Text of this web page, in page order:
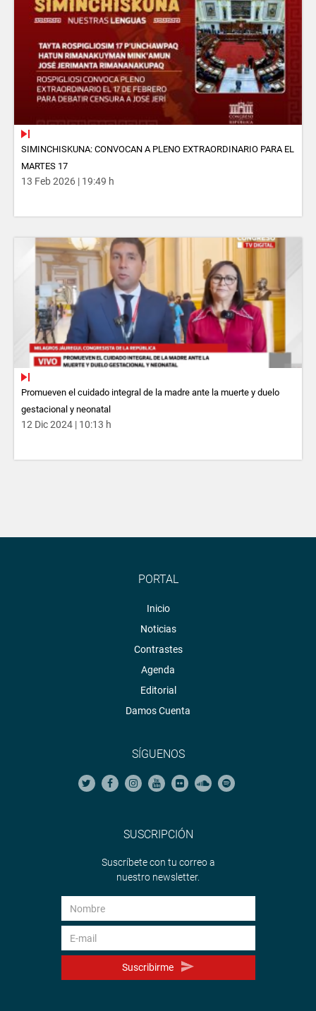
SIMINCHISKUNA: CONVOCAN A PLENO EXTRAORDINARIO PARA EL
MARTES 17
13 Feb 2026 | 19:49 h
Promueven el cuidado integral de la madre ante la muerte y duelo
gestacional y neonatal
12 Dic 2024 | 10:13 h
PORTAL
Inicio
Noticias
Contrastes
Agenda
Editorial
Damos Cuenta
SÍGUENOS
SUSCRIPCIÓN
Suscríbete con tu correo a
nuestro newsletter.
Suscribirme